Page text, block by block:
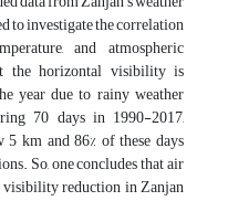
to investigate the correlation
and atmospheric
the horizontal visibility is
year due to rainy weather
70 days in 1990-2017,
km and 86% of these days
So, one concludes that air
reduction in Zanjan